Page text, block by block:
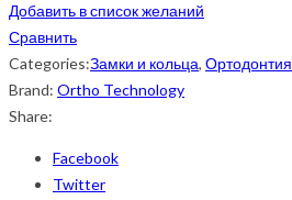
Добавить в список желаний
Сравнить
Categories:Замки и кольца, Ортодонтия
Brand: Ortho Technology
Share:
Facebook
Twitter